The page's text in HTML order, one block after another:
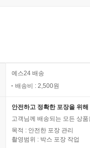
예스24 배송
배송비 : 2,500원
안전하고 정확한 포장을 위
고객님께 배송되는 모든 상
목적 : 안전한 포장 관리
촬영범위 : 박스 포장 작업